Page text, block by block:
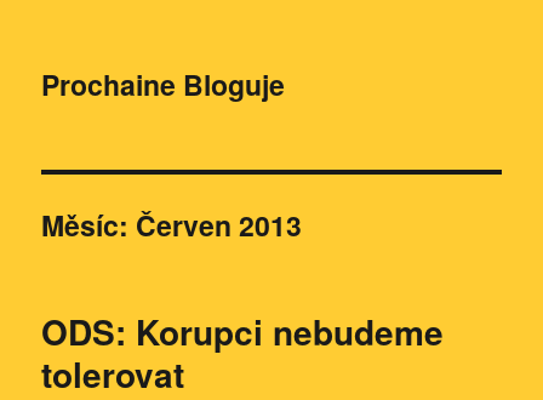
Prochaine Bloguje
Měsíc: Červen 2013
ODS: Korupci nebudeme
tolerovat